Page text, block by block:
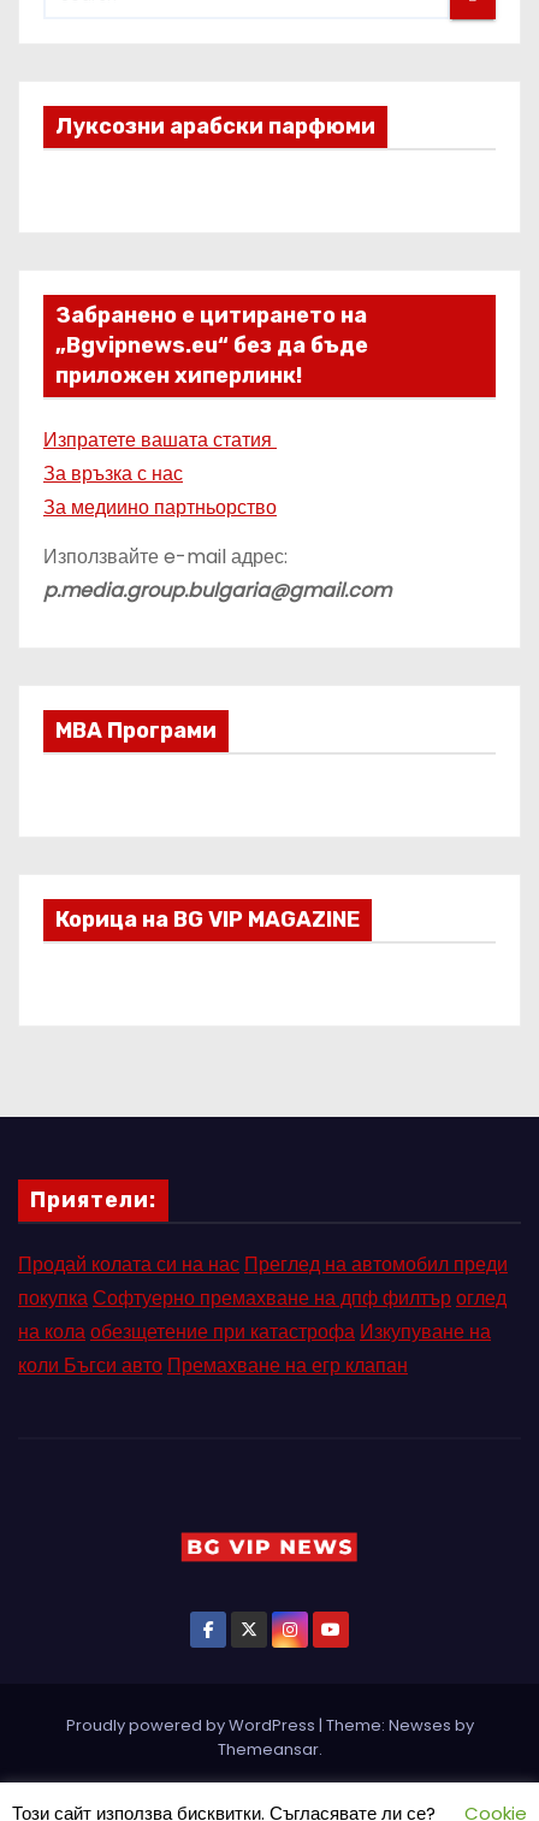
Луксозни арабски парфюми
Забранено е цитирането на
„Bgvipnews.eu“ без да бъде
приложен хиперлинк!
Изпратете вашата статия
За връзка с нас
За медиино партньорство
Използвайте e-mail адрес:
p.media.group.bulgaria@gmail.com
МВА Програми
Корица на BG VIP MAGAZINE
Приятели:
Продай колата си на нас Преглед на автомобил преди
покупкаСофтуерно премахване на дпф филтъроглед
на колаобезщетение при катастрофа Изкупуване на
коли Бъгси авто Премахване на егр клапан
Proudly powered by WordPress | Theme: Newses by
Themeansar.
Този сайт използва бисквитки. Съгласявате ли се? Cookie